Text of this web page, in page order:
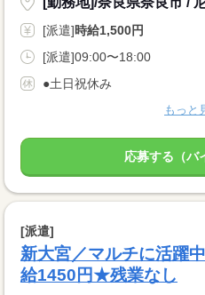
[派遣]時給1,500円
[派遣]09:00〜18:00
●土日祝休み
もっと
応募する（バ
[派遣]
新大宮／マルチに活躍
給1450円★残業なし